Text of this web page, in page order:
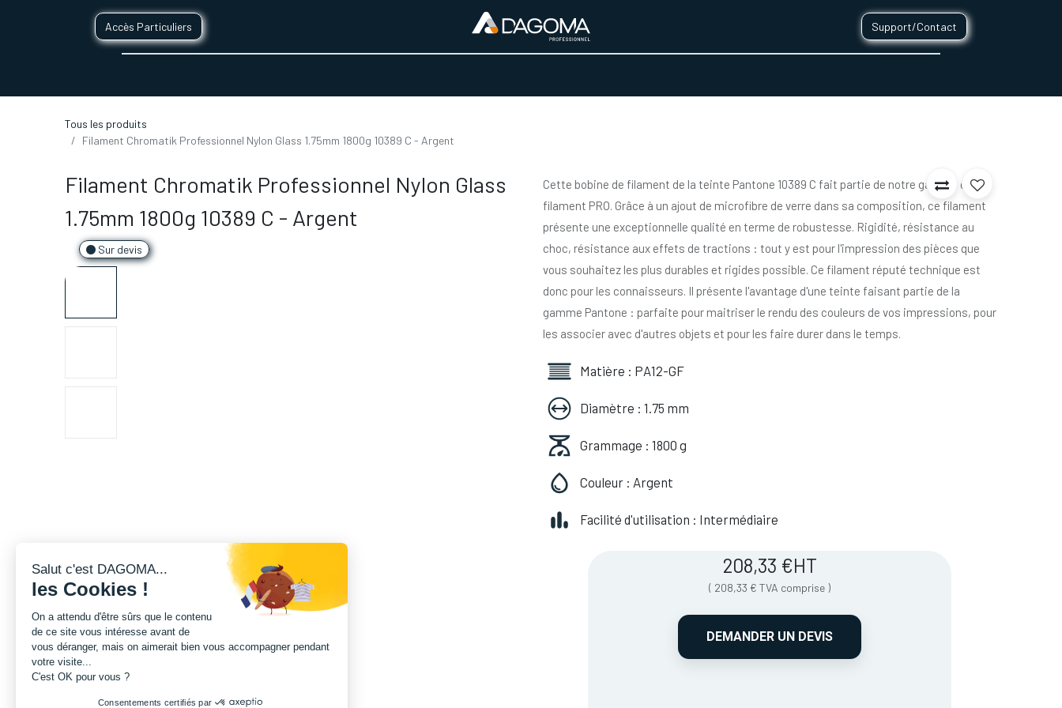
Accès Particuliers Support/Contact
Tous les produits
Filament Chromatik Professionnel Nylon Glass 1.75mm 1800g 10389 C - Argent
Filament Chromatik Professionnel Nylon Glass
1.75mm 1800g 10389 C - Argent
Sur devis
Cette bobine de filament de la teinte Pantone 10389 C fait partie de notre gamme de
filament PRO. Grâce à un ajout de microfibre de verre dans sa composition, ce filament
présente une exceptionnelle qualité en terme de robustesse. Rigidité, résistance au
choc, résistance aux effets de tractions : tout y est pour l'impression des pièces que
vous souhaitez les plus durables et rigides possible. Ce filament réputé technique est
donc pour les connaisseurs. Il présente l'avantage d'une teinte faisant partie de la
gamme Pantone : parfaite pour maitriser le rendu des couleurs de vos impressions, pour
les associer avec d'autres objets et pour les faire durer dans le temps.
Matière : PA12-GF
Diamètre : 1.75 mm
Grammage : 1800 g
Couleur : Argent
Facilité d'utilisation : Intermédiaire
208,33 €HT
( 208,33 € TVA comprise )
DEMANDER UN DEVIS
Salut c'est DAGOMA...
les Cookies !
On a attendu d'être sûrs que le contenu
de ce site vous intéresse avant de
vous déranger, mais on aimerait bien vous accompagner pendant
votre visite...
C'est OK pour vous ?
Consentements certifiés par